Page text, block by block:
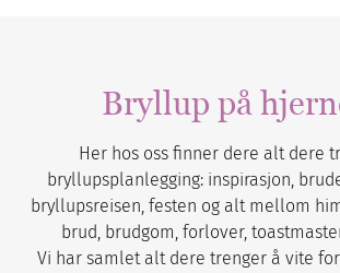
Bryllup på
Her hos oss finner dere alt dere
bryllupsplanlegging: inspirasjon,
bryllupsreisen, festen og alt mellom
brud, brudgom, forlover,
Vi har samlet alt dere trenger å vite